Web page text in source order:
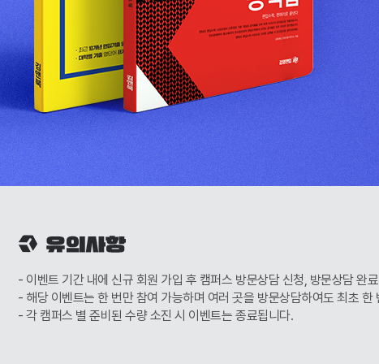
이벤트 기간 내에 신규 회원 가입 후 캠퍼스 방문상담 신청, 방문상담 완
해당 이벤트는 한 번만 참여 가능하며 여러 곳을 방문상담하여도 최초 한
각 캠퍼스 별 준비된 수량 소진 시 이벤트는 종료됩니다.